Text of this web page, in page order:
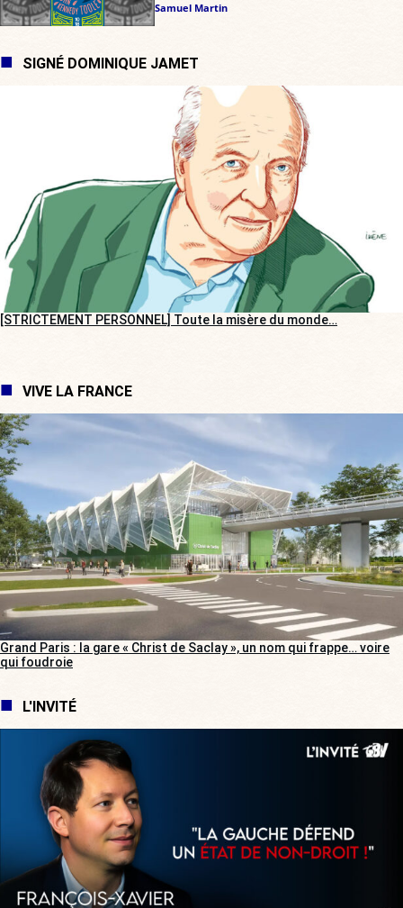
Samuel Martin
SIGNÉ DOMINIQUE JAMET
[STRICTEMENT PERSONNEL] Toute la misère du monde…
VIVE LA FRANCE
Grand Paris : la gare « Christ de Saclay », un nom qui frappe… voire
qui foudroie
L'INVITÉ